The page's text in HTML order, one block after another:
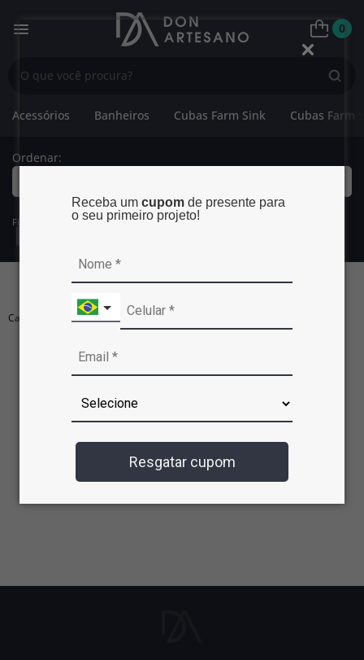
Receba um cupom de presente para
o seu primeiro projeto!
Resgatar cupom
0
Acessórios Banheiros Cubas Farm Sink Cubas Farm
Ordenar:
Filtros:
CUBAS DE EMBUTIR
Carregando...